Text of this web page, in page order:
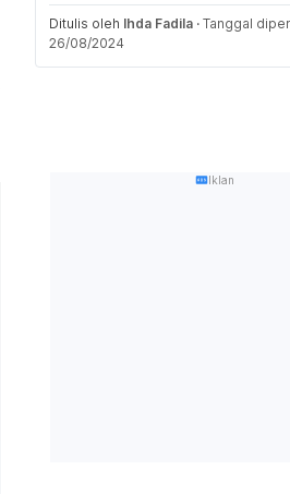
Ditulis oleh Ihda Fadila · Tanggal
26/08/2024
Iklan